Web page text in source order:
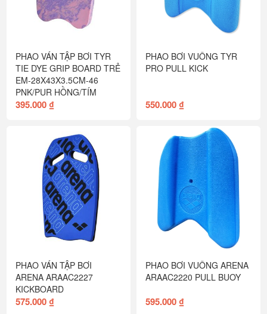
PHAO VÁN TẬP BƠI TYR
TIE DYE GRIP BOARD TRẺ
EM-28X43X3.5CM-46
PNK/PUR HỒNG/TÍM
395.000 ₫
PHAO BƠI VUÔNG TYR
PRO PULL KICK
550.000 ₫
PHAO VÁN TẬP BƠI
ARENA ARAAC2227
KICKBOARD
575.000 ₫
PHAO BƠI VUÔNG ARENA
ARAAC2220 PULL BUOY
595.000 ₫